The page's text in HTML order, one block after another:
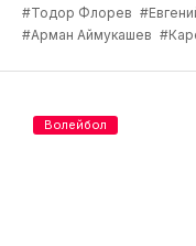
#Тодор Флорев
#Арман Аймукашев
Волейбол